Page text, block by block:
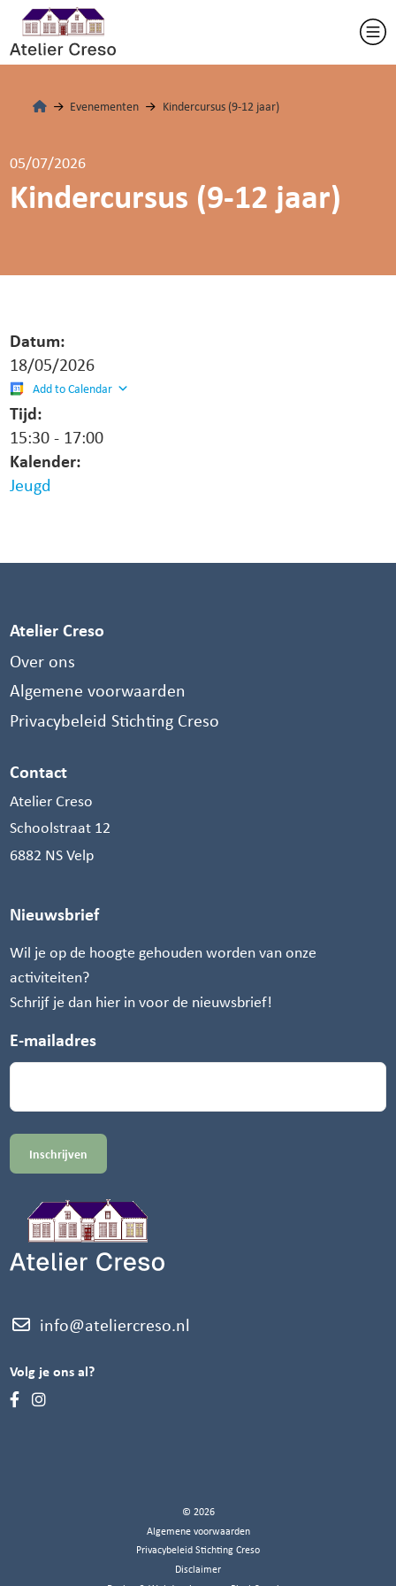
Evenementen Kindercursus (9-12 jaar)
05/07/2026
Kindercursus (9-12 jaar)
Datum:
18/05/2026
Add to Calendar
Tijd:
15:30- 17:00
Kalender:
Jeugd
Atelier Creso
Over ons
Algemene voorwaarden
Privacybeleid Stichting Creso
Contact
Atelier Creso
Schoolstraat 12
6882 NS Velp
Nieuwsbrief
Wil je op de hoogte gehouden worden van onze
activiteiten?
Schrijf je dan hier in voor de nieuwsbrief!
E-mailadres
info@ateliercreso.nl
Volg je ons al?
© 2026
Algemene voorwaarden
Privacybeleid Stichting Creso
Disclaimer